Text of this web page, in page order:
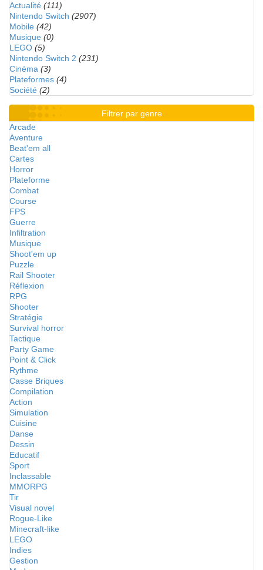
Actualité (111)
Nintendo Switch (2907)
Mobile (42)
Musique (0)
LEGO (5)
Nintendo Switch 2 (231)
Cinéma (3)
Plateformes (4)
Société (2)
Filtrer par genre
Arcade
Aventure
Beat'em all
Cartes
Horror
Plateforme
Combat
Course
FPS
Guerre
Infiltration
Musique
Shoot'em up
Puzzle
Rail Shooter
Réflexion
RPG
Shooter
Stratégie
Survival horror
Tactique
Party Game
Point & Click
Rythme
Casse Briques
Compilation
Action
Simulation
Cuisine
Danse
Dessin
Educatif
Sport
Inclassable
MMORPG
Tir
Visual novel
Rogue-Like
Minecraft-like
LEGO
Indies
Gestion